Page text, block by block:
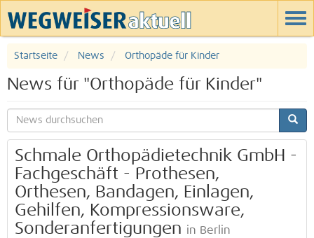
Startseite News Orthopäde für Kinder
News für "Orthopäde für Kinder"
Schmale Orthopädietechnik GmbH -
Fachgeschäft - Prothesen,
Orthesen, Bandagen, Einlagen,
Gehilfen, Kompressionsware,
Sonderanfertigungen in Berlin